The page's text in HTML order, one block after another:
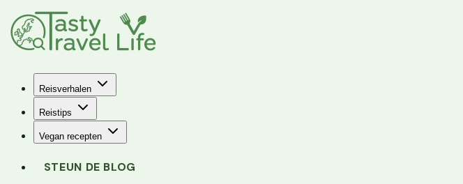
Reisverhalen
Reistips
Vegan recepten
STEUN DE BLOG